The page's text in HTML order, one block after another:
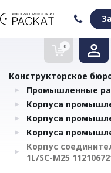
0
Конструкторское
Промышленные
Корпуса
Корпуса
Корпуса
Корпус
1L/SC-M25